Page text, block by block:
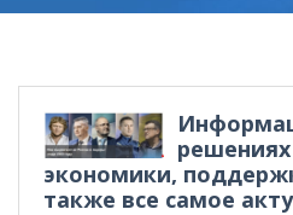
экономики,
также все самое